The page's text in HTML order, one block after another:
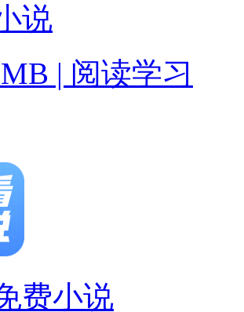
说
| 阅读学习
费小说